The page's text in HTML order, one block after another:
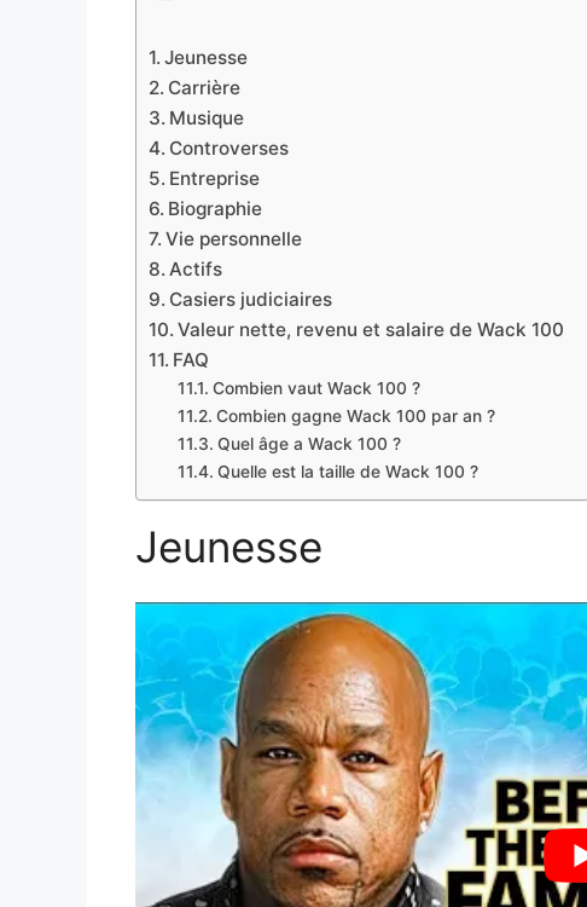
Jeunesse
Carrière
Musique
Controverses
Entreprise
Biographie
Vie personnelle
Actifs
Casiers judiciaires
Valeur nette, revenu et salaire de Wack 100
FAQ
Combien vaut Wack 100 ?
Combien gagne Wack 100 par an ?
Quel âge a Wack 100 ?
Quelle est la taille de Wack 100 ?
Jeunesse